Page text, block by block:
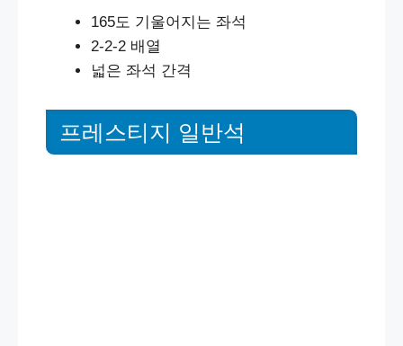
165도 기울어지는 좌석
2-2-2 배열
넓은 좌석 간격
프레스티지 일반석